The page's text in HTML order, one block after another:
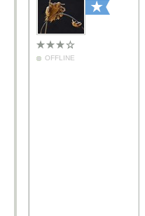
OFFLINE